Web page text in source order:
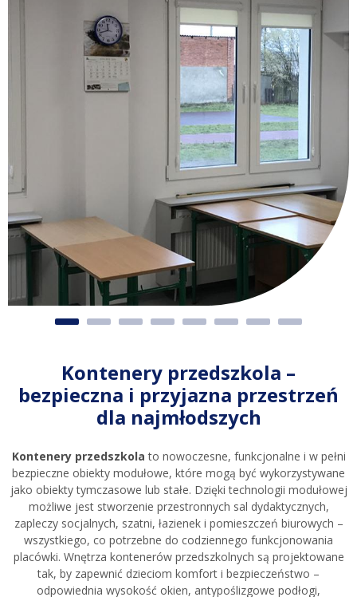
Kontenery przedszkola –
bezpieczna i przyjazna przestrzeń
dla najmłodszych
Kontenery przedszkola to nowoczesne, funkcjonalne i w pełni
bezpieczne obiekty modułowe, które mogą być wykorzystywane
jako obiekty tymczasowe lub stałe. Dzięki technologii modułowej
możliwe jest stworzenie przestronnych sal dydaktycznych,
zapleczy socjalnych, szatni, łazienek i pomieszczeń biurowych –
wszystkiego, co potrzebne do codziennego funkcjonowania
placówki. Wnętrza kontenerów przedszkolnych są projektowane
tak, by zapewnić dzieciom komfort i bezpieczeństwo –
odpowiednia wysokość okien, antypoślizgowe podłogi,